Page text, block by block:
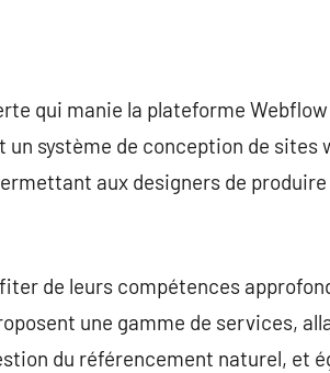
qui manie la plateforme
système de conception de sites
aux designers de
de leurs compétences
une gamme de services,
du référencement naturel, et